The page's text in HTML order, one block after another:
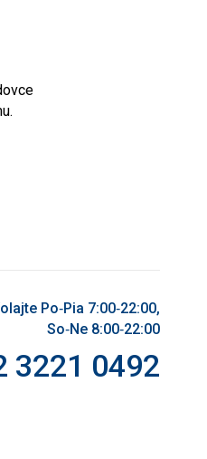
Po‑Pia 7:00‑22:00,
So‑Ne 8:00‑22:00
3221 0492